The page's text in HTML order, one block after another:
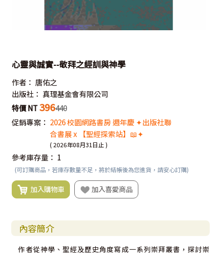
心靈與誠實--敬拜之經訓與神學
作者： 唐佑之
出版社： 真理基金會有限公司
特價 NT 396440
促銷專案： 2026 校園網路書房 週年慶 ✦出版社聯
合書展 x 【聖經探索站】📖✦
( 2026年08月31日止 )
參考庫存量： 1
(可訂購商品，若庫存數量不足，將於結帳後為您進貨，請安心訂購)
加入購物車 加入喜愛商品
內容簡介
作者從神學、聖經及歷史角度寫成一系列崇拜叢書，探討崇